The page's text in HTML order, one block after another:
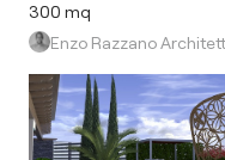
300 mq